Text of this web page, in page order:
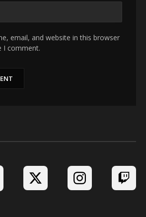
email, and website in this browser
I comment.